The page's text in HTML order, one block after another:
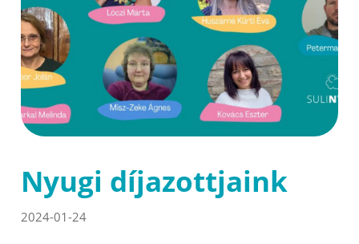
Nyugi díjazottjaink
2024-01-24